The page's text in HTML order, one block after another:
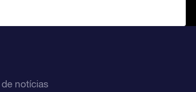
notícias